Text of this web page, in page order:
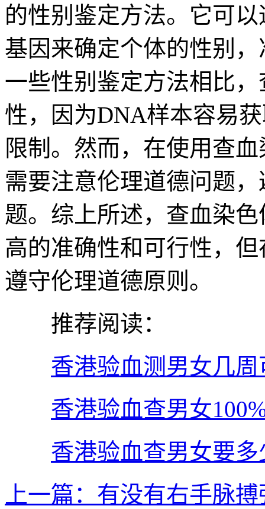
的性别鉴定方法。它可
基因来确定个体的性别
一些性别鉴定方法相比
性，因为DNA样本容易
限制。然而，在使用查
需要注意伦理道德问题
题。综上所述，查血染
高的准确性和可行性，
遵守伦理道德原则。
推荐阅读：
香港验血测男女几
香港验血查男女
香港验血查男女要
上一篇：有没有右手脉